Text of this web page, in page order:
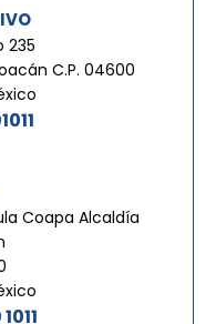
235
C.P. 04600
Coapa Alcaldía